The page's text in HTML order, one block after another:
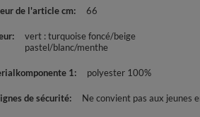
de l'article cm 66
vert : turquoise foncé/beige
pastel/blanc/menthe
1 polyester 100%
de sécurité Ne convient pas aux jeunes